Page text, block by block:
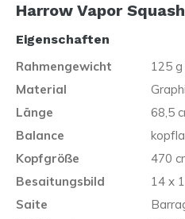
Harrow Vapor
Eigenschaften
Rahmengewicht
125
Material
Länge
68,5
Balance
Kopfgröße
470
Besaitungsbild
14 x
Saite